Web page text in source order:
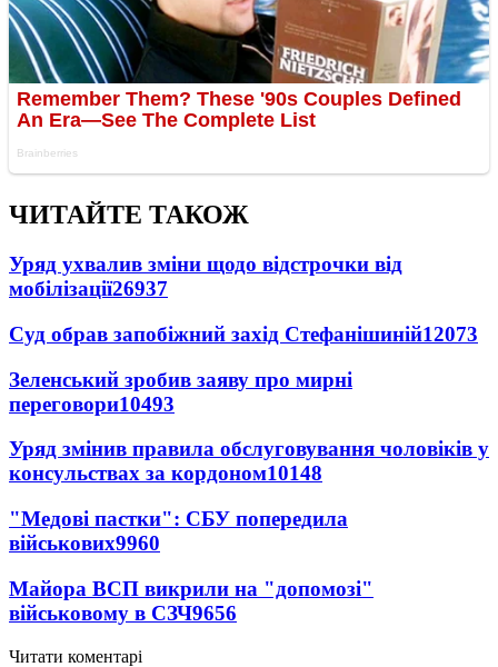
ЧИТАЙТЕ ТАКОЖ
Уряд ухвалив зміни щодо відстрочки від
мобілізації26937
Суд обрав запобіжний захід Стефанішиній12073
Зеленський зробив заяву про мирні
переговори10493
Уряд змінив правила обслуговування чоловіків у
консульствах за кордоном10148
"Медові пастки": СБУ попередила
військових9960
Майора ВСП викрили на "допомозі"
військовому в СЗЧ9656
Читати коментарі